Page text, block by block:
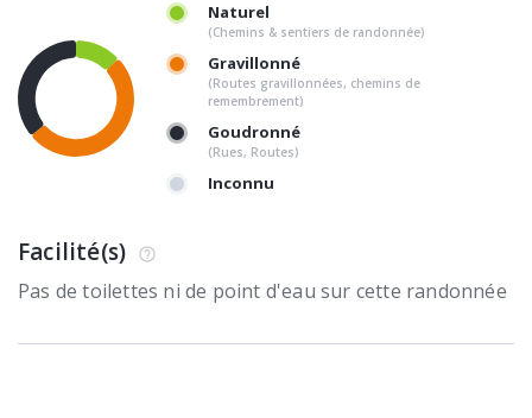
Naturel
(Chemins & sentiers de randonnée)
Gravillonné
(Routes gravillonnées, chemins de
remembrement)
Goudronné
(Rues, Routes)
Inconnu
Facilité(s)
Pas de toilettes ni de point d'eau sur cette randonnée